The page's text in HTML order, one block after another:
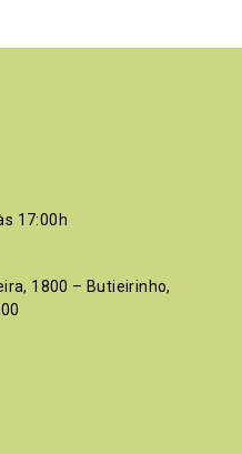
17:00h
1800 – Butieirinho,